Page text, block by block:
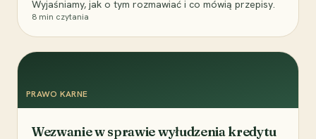
Wyjaśniamy, jak o tym rozmawiać i co mówią przepisy.
8 min czytania
PRAWO KARNE
Wezwanie w sprawie wyłudzenia kredytu